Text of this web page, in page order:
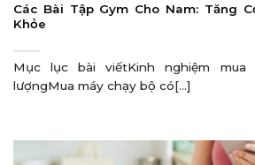
Các Bài Tập Gym Cho Nam: Tăng
Khỏe
Mục lục bài viếtKinh nghiệm
lượngMua máy chạy bộ có[...]